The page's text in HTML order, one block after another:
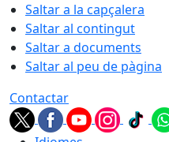
Saltar a la capçalera
Saltar al contingut
Saltar a documents
Saltar al peu de pàgina
Contactar